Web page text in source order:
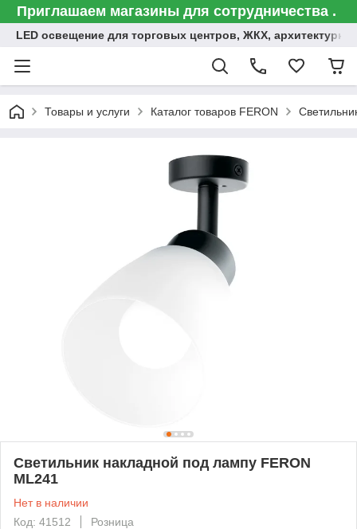
Приглашаем магазины для сотрудничества .
LED освещение для торговых центров, ЖКХ,
Товары и услуги Каталог товаров FERON
Светильник накладной под лампу FERON
ML241
Нет в наличии
Код: 41512
Розница